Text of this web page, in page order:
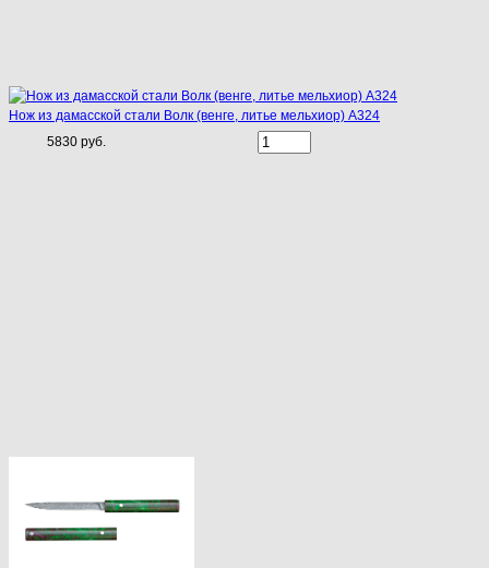
Нож из дамасской стали Волк (венге, литье мельхиор) A324
5830 руб.